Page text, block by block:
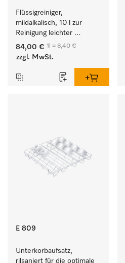
Flüssigreiniger,
mildalkalisch, 10 l zur
Reinigung leichter
Anschmutzungen von
Geschirr, Besteck und
84,00 € 1l = 8,40 €
zzgl. MwSt.
E 809
Unterkorbaufsatz,
rilsaniert für die optimale